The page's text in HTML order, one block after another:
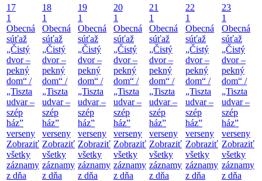
17
1
Obecná
súťaž
„Čistý
dvor –
pekný
dom“ /
„Tiszta
udvar –
szép
ház”
verseny
Zobraziť
všetky
záznamy
z dňa
18
1
Obecná
súťaž
„Čistý
dvor –
pekný
dom“ /
„Tiszta
udvar –
szép
ház”
verseny
Zobraziť
všetky
záznamy
z dňa
19
1
Obecná
súťaž
„Čistý
dvor –
pekný
dom“ /
„Tiszta
udvar –
szép
ház”
verseny
Zobraziť
všetky
záznamy
z dňa
20
1
Obecná
súťaž
„Čistý
dvor –
pekný
dom“ /
„Tiszta
udvar –
szép
ház”
verseny
Zobraziť
všetky
záznamy
z dňa
21
1
Obecná
súťaž
„Čistý
dvor –
pekný
dom“ /
„Tiszta
udvar –
szép
ház”
verseny
Zobraziť
všetky
záznamy
z dňa
22
1
Obecná
súťaž
„Čistý
dvor –
pekný
dom“ /
„Tiszta
udvar –
szép
ház”
verseny
Zobraziť
všetky
záznamy
z dňa
23
1
Obecná
súťaž
„Čistý
dvor –
pekný
dom“ /
„Tiszta
udvar –
szép
ház”
verseny
Zobraziť
všetky
záznamy
z dňa